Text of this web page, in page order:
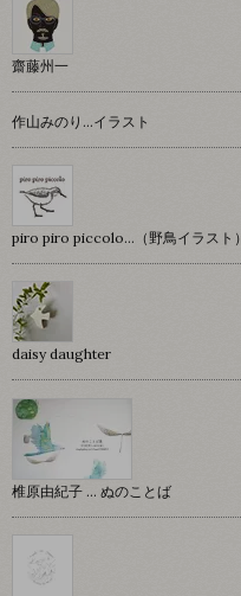
齋藤州一
作山みのり…イラスト
piro piro piccolo…（野鳥イラスト）
daisy daughter
椎原由紀子 ... ぬのことば